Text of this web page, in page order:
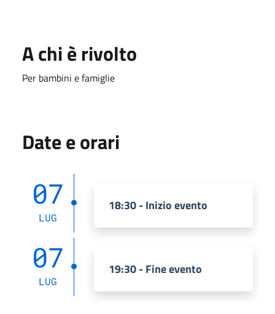
A chi è rivolto
Per bambini e famiglie
Date e orari
07
LUG
18:30 - Inizio evento
07
LUG
19:30 - Fine evento